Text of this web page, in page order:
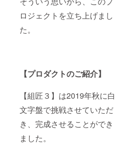
ロジェクトを立ち上げまし
た。
【プロダクトのご紹介】
【組匠３】は2019年秋に白
文字盤で挑戦させていただ
き、完成させることができ
ました。